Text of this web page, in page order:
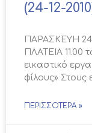
(24-12-
ΠΑΡΑΣΚΕΥΗ
ΠΛΑΤΕΙΑ 11.00
εικαστικό
φίλους» Στους
ΠΕΡΙΣΣΌΤΕΡΑ »